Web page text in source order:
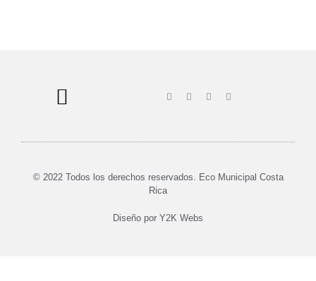
© 2022 Todos los derechos reservados. Eco Municipal Costa
Rica
Diseño por Y2K Webs